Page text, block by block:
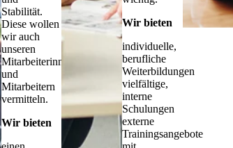
Stabilität.
Diese wollen
wir auch
unseren
Mitarbeiterinnen
und
Mitarbeitern
vermitteln.
Wir bieten
Wir bieten
individuelle,
berufliche
Weiterbildungen
vielfältige,
interne
Schulungen
externe
Trainingsangebote